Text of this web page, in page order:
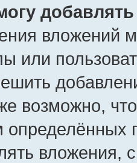
вложений
или
возможно,
определённых
вложения,